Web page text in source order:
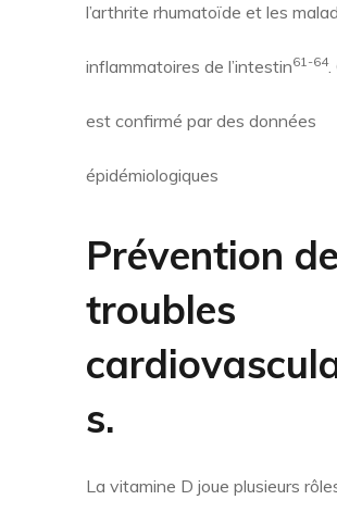
l’arthrite rhumatoïde et les
inflammatoires de l’intestin61-64.
est confirmé par des données
épidémiologiques
Prévention
troubles
s.
La vitamine D joue plusieurs